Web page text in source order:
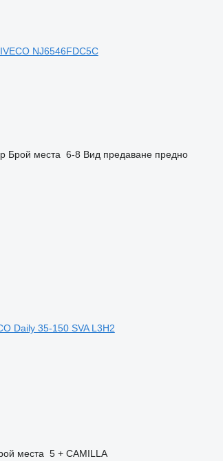
NJ6546FDC5C
Брой места 6-8 Вид предаване предно
Daily 35-150 SVA L3H2
места 5 + CAMILLA